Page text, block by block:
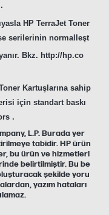
HP TerraJet Toner
serilerinin normalleşt
Bkz. http://hp.co
Kartuşlarına sahip
için standart baskı
.
L.P. Burada yer
tabidir. HP ürün
bu ürün ve hizmetlerl
belirtilmiştir. Bu be
şekilde yoru
yazım hataları